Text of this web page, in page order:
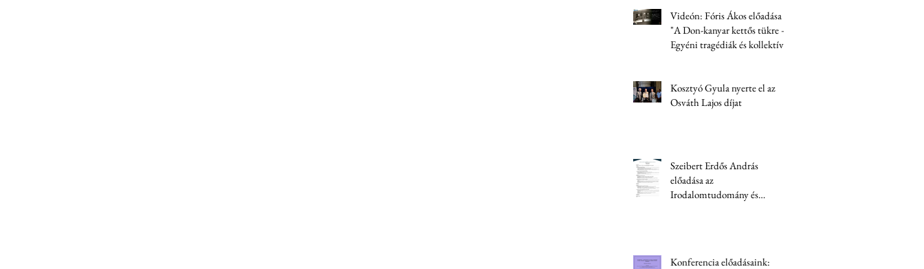
Videón: Fóris Ákos előadása
"A Don-kanyar kettős tükre –
Egyéni tragédiák és kollektív
Kosztyó Gyula nyerte el az
Osváth Lajos díjat
Szeibert Erdős András
előadása az
Irodalomtudomány és
Konferencia előadásaink: